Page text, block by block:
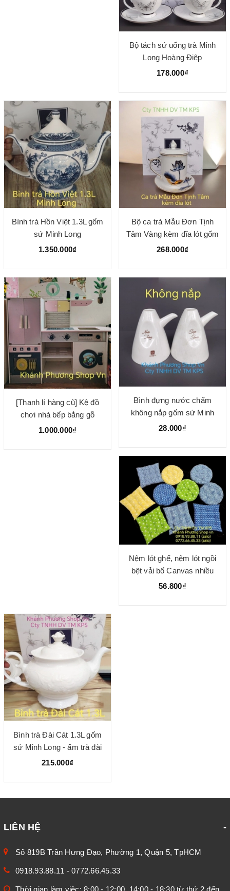
Bộ tách sứ uống trà Minh
Long Hoàng Điệp
178.000₫
Bình trà Hồn Việt 1.3L gốm
sứ Minh Long
1.350.000₫
Bộ ca trà Mẫu Đơn Tịnh
Tâm Vàng kèm dĩa lót gốm
sứ Minh Long
268.000₫
[Thanh lí hàng cũ] Kệ đồ
chơi nhà bếp bằng gỗ
102x102x30cm
1.000.000₫
Bình đựng nước chấm
không nắp gốm sứ Minh
Long
28.000₫
Nệm lót ghế, nệm lót ngồi
bệt vải bố Canvas nhiều
size, nhiều mẫu
56.800₫
Bình trà Đài Cát 1.3L gốm
sứ Minh Long - ấm trà đài
cát minh long
215.000₫
LIÊN HỆ
Số 819B Trần Hưng Đạo, Phường 1, Quận 5, TpHCM
0918.93.88.11 - 0772.66.45.33
Thời gian làm việc: 8:00 - 12:00, 14:00 - 18:30 từ thứ 2 đến